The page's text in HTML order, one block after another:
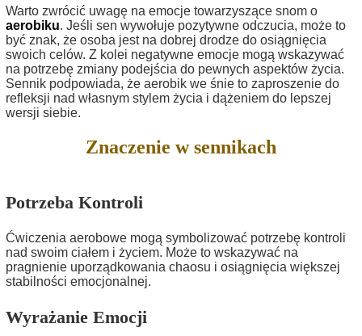
Warto zwrócić uwagę na emocje towarzyszące snom o
aerobiku. Jeśli sen wywołuje pozytywne odczucia, może to
być znak, że osoba jest na dobrej drodze do osiągnięcia
swoich celów. Z kolei negatywne emocje mogą wskazywać
na potrzebę zmiany podejścia do pewnych aspektów życia.
Sennik podpowiada, że aerobik we śnie to zaproszenie do
refleksji nad własnym stylem życia i dążeniem do lepszej
wersji siebie.
Znaczenie w sennikach
Potrzeba Kontroli
Ćwiczenia aerobowe mogą symbolizować potrzebę kontroli
nad swoim ciałem i życiem. Może to wskazywać na
pragnienie uporządkowania chaosu i osiągnięcia większej
stabilności emocjonalnej.
Wyrażanie Emocji